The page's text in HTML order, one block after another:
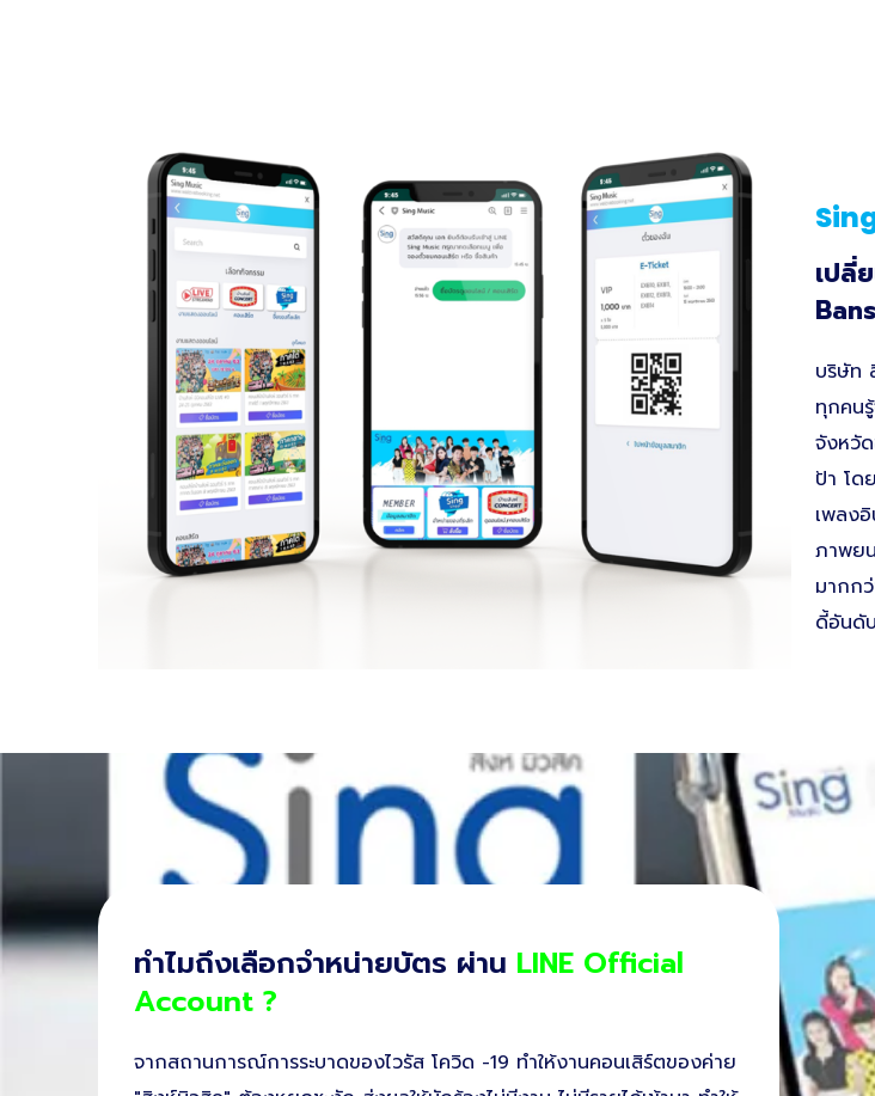
เปลี่
บริษัท
ทุกคน
จังหวั
ป้า โด
เพลง
ภาพย
มากก
ดี้อันดั
ทำไมถึงเลือกจำหน่ายบัตร ผ่าน LINE Official
Account ?
จากสถานการณ์การระบาดของไวรัส โควิด -19 ทำให้งานคอนเสิร์ตของค่าย